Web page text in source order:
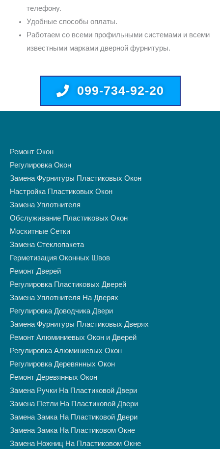
телефону.
Удобные способы оплаты.
Работаем со всеми профильными системами и всеми
известными марками дверной фурнитуры.
099-734-92-20
Ремонт Окон
Регулировка Окон
Замена Фурнитуры Пластиковых Окон
Настройка Пластиковых Окон
Замена Уплотнителя
Обслуживание Пластиковых Окон
Москитные Сетки
Замена Стеклопакета
Герметизация Оконных Швов
Ремонт Дверей
Регулировка Пластиковых Дверей
Замена Уплотнителя На Дверях
Регулировка Доводчика Двери
Замена Фурнитуры Пластиковых Дверях
Ремонт Алюминиевых Окон и Дверей
Регулировка Алюминиевых Окон
Регулировка Деревянных Окон
Ремонт Деревянных Окон
Замена Ручки На Пластиковой Двери
Замена Петли На Пластиковой Двери
Замена Замка На Пластиковой Двери
Замена Замка На Пластиковом Окне
Замена Ножниц На Пластиковом Окне